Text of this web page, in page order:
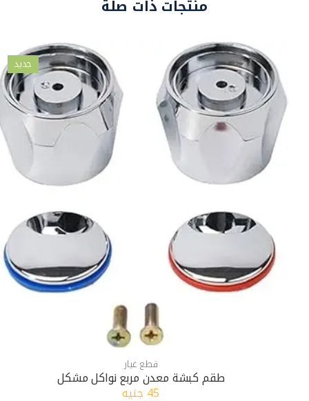
منتجات ذات صلة
جديد
قطع غيار
طقم كبشة معدن مربع نواكل مشكل
45 جنيه